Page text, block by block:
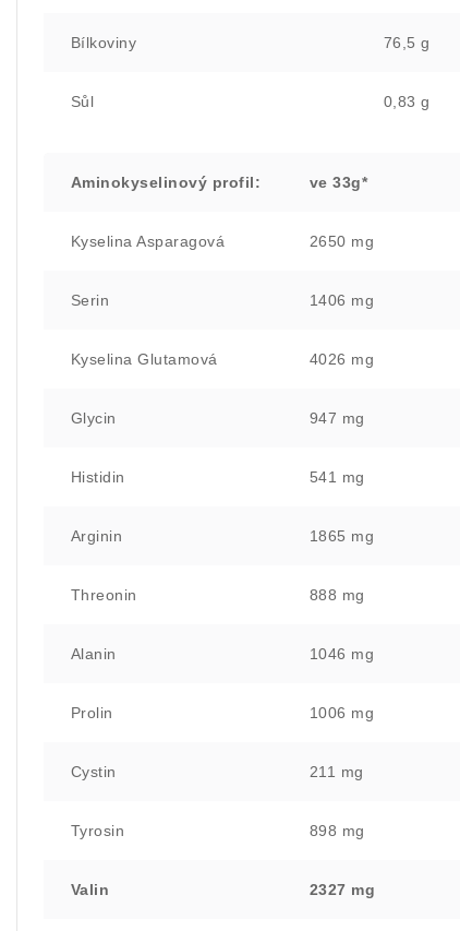
Bílkoviny 76,5 g
Sůl 0,83 g
Aminokyselinový profil: ve 33g*
Kyselina Asparagová 2650 mg
Serin 1406 mg
Kyselina Glutamová 4026 mg
Glycin 947 mg
Histidin 541 mg
Arginin 1865 mg
Threonin 888 mg
Alanin 1046 mg
Prolin 1006 mg
Cystin 211 mg
Tyrosin 898 mg
Valin 2327 mg